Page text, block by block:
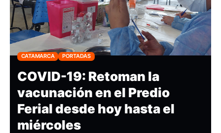
CATAMARCA PORTADAS
COVID-19: Retoman la
vacunación en el Predio
Ferial desde hoy hasta el
miércoles